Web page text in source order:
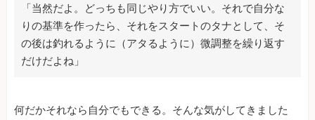
「当然だよ。どっちも同じやり方でいい。それで自分な
りの基準を作ったら、それをスタートのタナとして、そ
の後は釣れるように（アタるように）微調整を繰り返す
だけだよね」
何だかそれなら自分でもできる。そんな気がしてきました